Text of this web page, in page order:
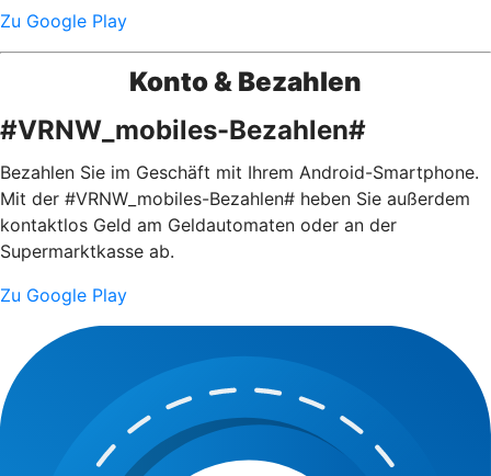
Zu Google Play
Konto & Bezahlen
#VRNW_mobiles-Bezahlen#
Bezahlen Sie im Geschäft mit Ihrem Android-Smartphone.
Mit der #VRNW_mobiles-Bezahlen# heben Sie außerdem
kontaktlos Geld am Geldautomaten oder an der
Supermarktkasse ab.
Zu Google Play